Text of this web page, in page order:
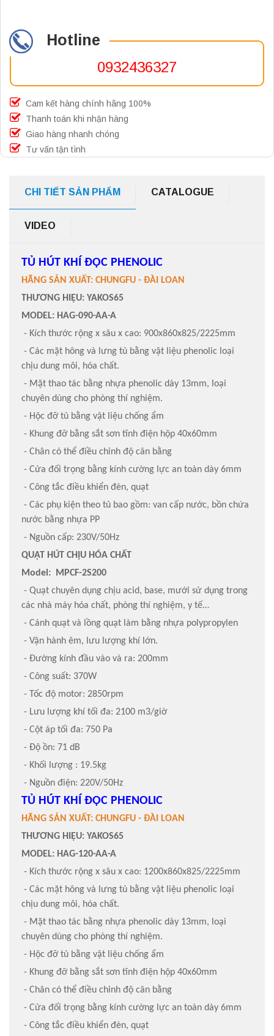
Hotline
0932436327
Cam kết hàng chính hãng 100%
Thanh toán khi nhận hàng
Giao hàng nhanh chóng
Tư vấn tận tình
CHI TIẾT SẢN PHẨM CATALOGUE
VIDEO
TỦ HÚT KHÍ ĐỘC PHENOLIC
HÃNG SẢN XUẤT: CHUNGFU - ĐÀI LOAN
THƯƠNG HIỆU: YAKOS65
MODEL: HAG-090-AA-A
- Kích thước rộng x sâu x cao: 900x860x825/2225mm
- Các mặt hông và lưng tủ bằng vật liệu phenolic loại
chịu dung môi, hóa chất.
- Mặt thao tác bằng nhựa phenolic dày 13mm, loại
chuyên dùng cho phòng thí nghiệm.
- Hộc đỡ tủ bằng vật liệu chống ẩm
- Khung đỡ bằng sắt sơn tĩnh điện hộp 40x60mm
- Chân có thể điều chỉnh độ cân bằng
- Cửa đối trọng bằng kính cường lực an toàn dày 6mm
- Công tắc điều khiển đèn, quạt
- Các phụ kiện theo tủ bao gồm: van cấp nước, bồn chứa
nước bằng nhựa PP
- Nguồn cấp: 230V/50Hz
QUẠT HÚT CHỊU HÓA CHẤT
Model: MPCF-2S200
- Quạt chuyên dụng chịu acid, base, mưới sử dụng trong
các nhà máy hóa chất, phòng thí nghiệm, y tế…
- Cánh quạt và lồng quạt làm bằng nhựa polypropylen
- Vận hành êm, lưu lượng khí lớn.
- Đường kính đầu vào và ra: 200mm
- Công suất: 370W
- Tốc độ motor: 2850rpm
- Lưu lượng khí tối đa: 2100 m3/giờ
- Cột áp tối đa: 750 Pa
- Độ ồn: 71 dB
- Khối lượng : 19.5kg
- Nguồn điện: 220V/50Hz
TỦ HÚT KHÍ ĐỘC PHENOLIC
HÃNG SẢN XUẤT: CHUNGFU - ĐÀI LOAN
THƯƠNG HIỆU: YAKOS65
MODEL: HAG-120-AA-A
- Kích thước rộng x sâu x cao: 1200x860x825/2225mm
- Các mặt hông và lưng tủ bằng vật liệu phenolic loại
chịu dung môi, hóa chất.
- Mặt thao tác bằng nhựa phenolic dày 13mm, loại
chuyên dùng cho phòng thí nghiệm.
- Hộc đỡ tủ bằng vật liệu chống ẩm
- Khung đỡ bằng sắt sơn tĩnh điện hộp 40x60mm
- Chân có thể điều chỉnh độ cân bằng
- Cửa đối trọng bằng kính cường lực an toàn dày 6mm
- Công tắc điều khiển đèn, quạt